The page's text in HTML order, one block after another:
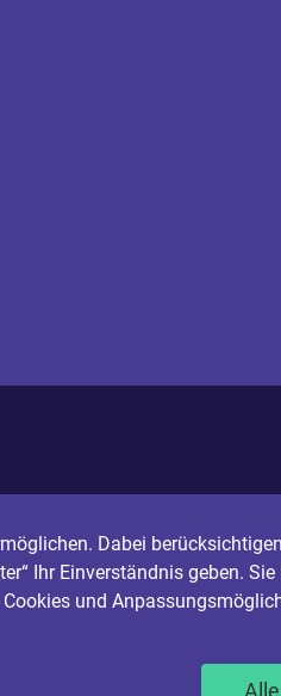
Dabei
Ihr Einverständnis geben.
und